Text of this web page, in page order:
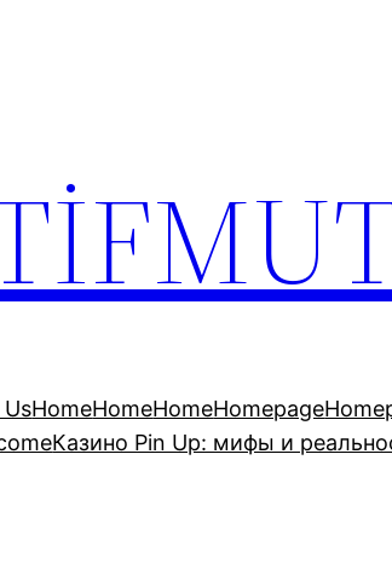
HomeHomeHomeHomepage
Казино Pin Up: мифы и